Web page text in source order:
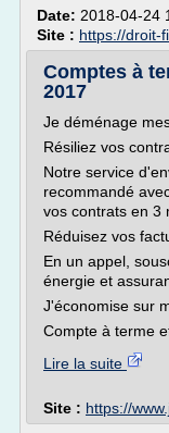
Date: 2018-04-24
Site : https://droit-
Comptes à
2017
Je déménage
Résiliez vos
Notre service
recommandé
vos contrats en 3
Réduisez vos
En un appel,
énergie et
J'économise sur
Compte à terme
Lire la suite
Site : https://